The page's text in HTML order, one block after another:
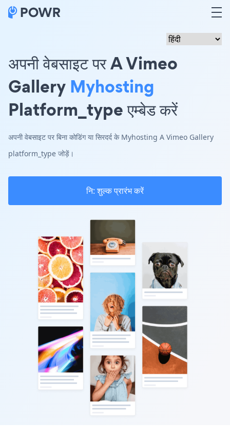
अपनी वेबसाइट पर A Vimeo
Gallery Myhosting
Platform_type एम्बेड करें
अपनी वेबसाइट पर बिना कोडिंग या सिरदर्द के Myhosting A Vimeo Gallery
platform_type जोड़ें।
नि: शुल्क प्रारंभ करें